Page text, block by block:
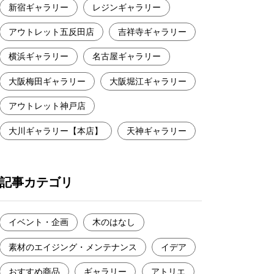
新宿ギャラリー レジンギャラリー
アウトレット五反田店 吉祥寺ギャラリー
横浜ギャラリー 名古屋ギャラリー
大阪梅田ギャラリー 大阪堀江ギャラリー
アウトレット神戸店
大川ギャラリー【本店】 天神ギャラリー
記事カテゴリ
イベント・企画 木のはなし
素材のエイジング・メンテナンス イデア
おすすめ商品 ギャラリー アトリエ